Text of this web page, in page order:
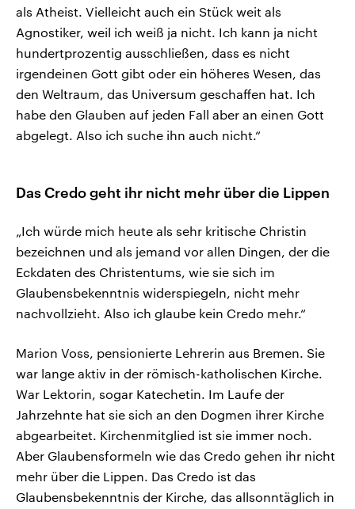
als Atheist. Vielleicht auch ein Stück weit als
Agnostiker, weil ich weiß ja nicht. Ich kann ja nicht
hundertprozentig ausschließen, dass es nicht
irgendeinen Gott gibt oder ein höheres Wesen, das
den Weltraum, das Universum geschaffen hat. Ich
habe den Glauben auf jeden Fall aber an einen Gott
abgelegt. Also ich suche ihn auch nicht.“
Das Credo geht ihr nicht mehr über die Lippen
„Ich würde mich heute als sehr kritische Christin
bezeichnen und als jemand vor allen Dingen, der die
Eckdaten des Christentums, wie sie sich im
Glaubensbekenntnis widerspiegeln, nicht mehr
nachvollzieht. Also ich glaube kein Credo mehr.“
Marion Voss, pensionierte Lehrerin aus Bremen. Sie
war lange aktiv in der römisch-katholischen Kirche.
War Lektorin, sogar Katechetin. Im Laufe der
Jahrzehnte hat sie sich an den Dogmen ihrer Kirche
abgearbeitet. Kirchenmitglied ist sie immer noch.
Aber Glaubensformeln wie das Credo gehen ihr nicht
mehr über die Lippen. Das Credo ist das
Glaubensbekenntnis der Kirche, das allsonntäglich in